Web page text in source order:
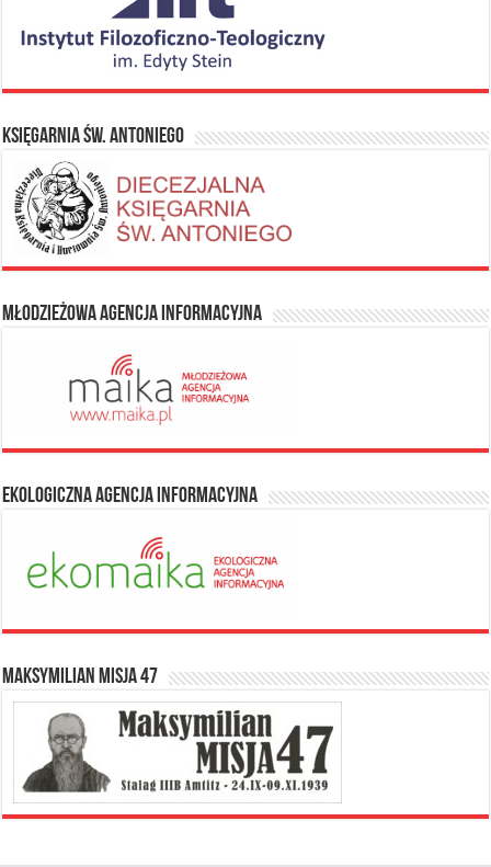
Księgarnia Św. Antoniego
Młodzieżowa Agencja Informacyjna
Ekologiczna Agencja Informacyjna
Maksymilian Misja 47